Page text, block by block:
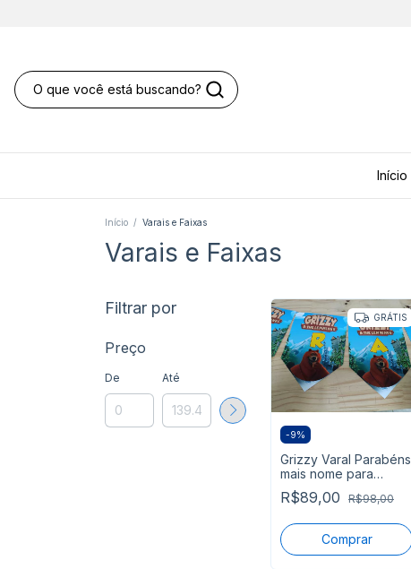
Início
Início / Varais e Faixas
Varais e Faixas
Filtrar por
Preço
De Até
GRÁTIS
-9%
Grizzy Varal Parabéns
mais nome para
decoração Parede
segue pronta
R$89,00 R$98,00